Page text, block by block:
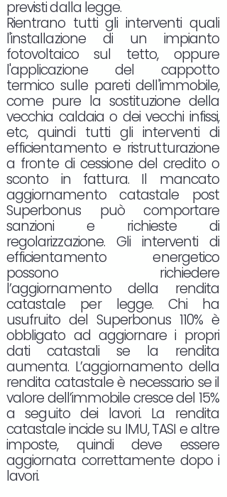
previsti dalla legge.
Rientrano tutti gli interventi quali
l'installazione di un impianto
fotovoltaico sul tetto, oppure
l'applicazione del cappotto
termico sulle pareti dell'immobile,
come pure la sostituzione della
vecchia caldaia o dei vecchi infissi,
etc, quindi tutti gli interventi di
efficientamento e ristrutturazione
a fronte di cessione del credito o
sconto in fattura. Il mancato
aggiornamento catastale post
Superbonus può comportare
sanzioni e richieste di
regolarizzazione. Gli interventi di
efficientamento energetico
possono richiedere
l’aggiornamento della rendita
catastale per legge. Chi ha
usufruito del Superbonus 110% è
obbligato ad aggiornare i propri
dati catastali se la rendita
aumenta. L’aggiornamento della
rendita catastale è necessario se il
valore dell’immobile cresce del 15%
a seguito dei lavori. La rendita
catastale incide su IMU, TASI e altre
imposte, quindi deve essere
aggiornata correttamente dopo i
lavori.